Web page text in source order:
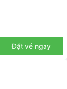
Đặt vé ngay